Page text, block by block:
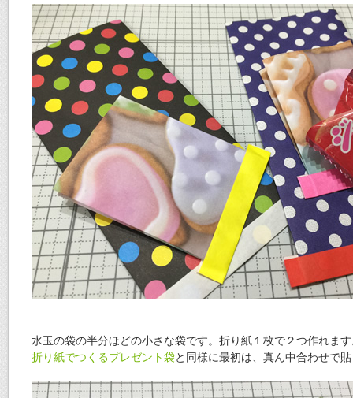
水玉の袋の半分ほどの小さな袋です。折り紙１枚で２つ作れま
折り紙でつくるプレゼント袋と同様に最初は、真ん中合わせで